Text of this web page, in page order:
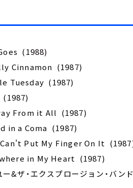
(1988)
Cinnamon (1987)
Tuesday (1987)
From it All (1987)
in a Coma (1987)
Put My Finger On It
in My Heart (1987)
&ザ・エクスプロージョン・バン